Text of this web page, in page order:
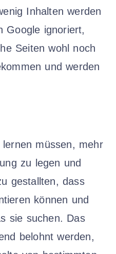
Inhalten werden
Google ignoriert,
Seiten wohl noch
und werden
müssen, mehr
zu legen und
gestallten, dass
können und
sie suchen. Das
belohnt werden,